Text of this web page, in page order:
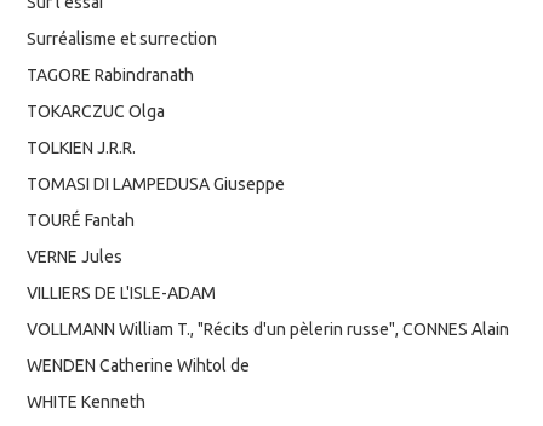
Surréalisme et surrection
TAGORE Rabindranath
TOKARCZUC Olga
TOLKIEN J.R.R.
TOMASI DI LAMPEDUSA Giuseppe
TOURÉ Fantah
VERNE Jules
VILLIERS DE L'ISLE-ADAM
VOLLMANN William T., "Récits d'un pèlerin russe", CONNES Alain
WENDEN Catherine Wihtol de
WHITE Kenneth